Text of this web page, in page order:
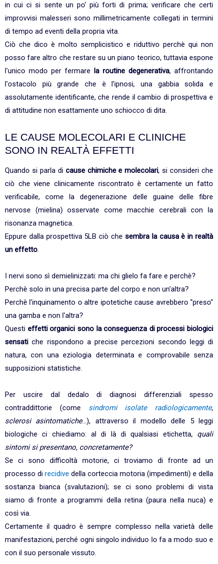
in cui ci si sente un po' più forti di prima; verificare che certi
improvvisi malesseri sono millimetricamente collegati in termini
di tempo ad eventi della propria vita.
Ciò che dico è molto semplicistico e riduttivo perchè qui non
posso fare altro che restare su un piano teorico, tuttavia espone
l'unico modo per fermare
la routine degenerativa, affrontando
l'ostacolo più grande che è l'ipnosi, una gabbia solida e
assolutamente identificante, che rende il cambio di prospettiva e
di attitudine non esattamente uno schiocco di dita.
LE CAUSE MOLECOLARI E CLINICHE
SONO IN REALTÀ EFFETTI
Quando si parla di cause chimiche e molecolari, si consideri che
ciò che viene clinicamente riscontrato è certamente un fatto
verificabile, come la degenerazione delle guaine delle fibre
nervose (mielina) osservate come macchie cerebrali con la
risonanza magnetica.
Eppure dalla prospettiva 5LB ciò che sembra la causa è in realtà
un effetto.
I nervi sono sì demielinizzati: ma chi glielo fa fare e perchè?
Perchè solo in una precisa parte del corpo e non un'altra?
Perchè l'inquinamento o altre ipotetiche cause avrebbero "preso"
una gamba e non l'altra?
Questi effetti organici sono la conseguenza di processi biologici
sensatiche rispondono a precise percezioni secondo leggi di
natura, con una eziologia determinata e comprovabile senza
supposizioni statistiche.
Per uscire dal dedalo di diagnosi differenziali spesso
contraddittorie (come sindromi isolate radiologicamente,
sclerosi asintomatiche...), attraverso il modello delle 5 leggi
biologiche ci chiediamo: al di là di qualsiasi etichetta, quali
sintomi si presentano, concretamente?
Se ci sono difficoltà motorie, ci troviamo di fronte ad un
processo di recidive della corteccia motoria (impedimenti) e della
sostanza bianca (svalutazioni); se ci sono problemi di vista
siamo di fronte a programmi della retina (paura nella nuca) e
così via.
Certamente il quadro è sempre complesso nella varietà delle
manifestazioni, perché ogni singolo individuo lo fa a modo suo e
con il suo personale vissuto.